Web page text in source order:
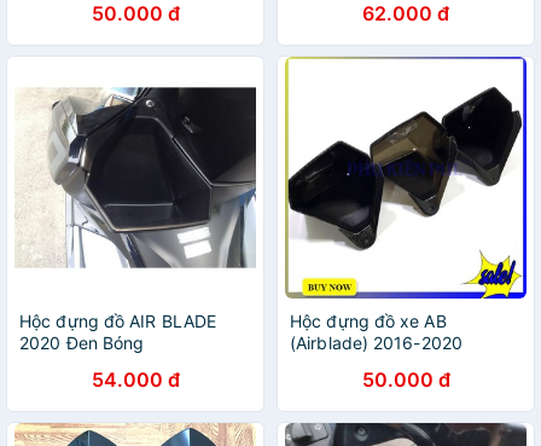
50.000 đ
Winner X đồ chơi phụ kiện
Winner
62.000 đ
Hộc đựng đồ AIR BLADE
2020 Đen Bóng
54.000 đ
Hộc đựng đồ xe AB
(Airblade) 2016-2020
50.000 đ